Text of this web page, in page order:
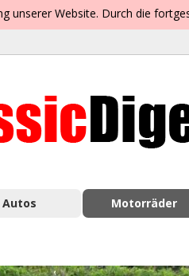
unserer Website. Durch die
Autos Motorräder